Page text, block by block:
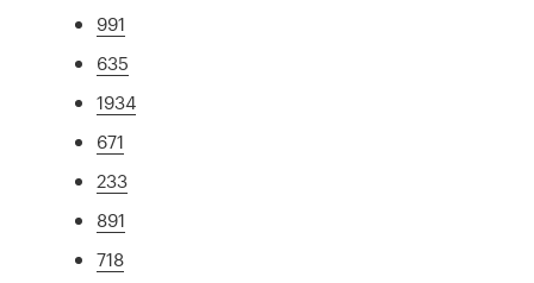
991
635
1934
671
233
891
718